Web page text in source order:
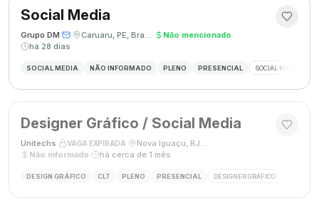
Social Media
Grupo DM· · Caruaru, PE, Brasil· Não mencionado·
há 28 dias
SOCIAL MEDIA NÃO INFORMADO PLENO PRESENCIAL SOCIAL MEDIA
Designer Gráfico / Social Media
Unitechs VAGA EXPIRADA Nova Iguaçu, RJ, Brasil
Não informado
há cerca de 1 mês
DESIGN GRÁFICO CLT PLENO PRESENCIAL DESIGNER GRÁFICO